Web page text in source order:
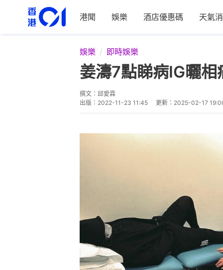
港聞 娛樂 酒店優惠碼 天氣
娛樂 即時娛樂
姜濤7點睇病IG曬
撰文： 邱愛霖
出版： 2022-11-23 11:45 更新： 2025-02-17